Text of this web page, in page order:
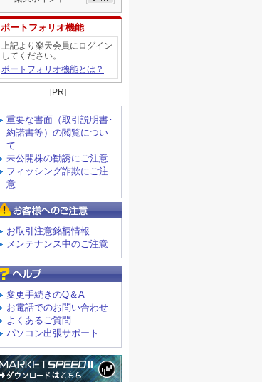
ポートフォリオ機能
上記より楽天会員にログイン
してください。
ポートフォリオ機能とは？
[PR]
重要な書面（取引説明書･
約諾書等）の閲覧につい
て
未公開株の勧誘にご注意
フィッシング詐欺にご注
意
お取引注意銘柄情報
メンテナンス中のご注意
変更手続きのQ＆A
お電話でのお問い合わせ
よくあるご質問
パソコン出張サポート